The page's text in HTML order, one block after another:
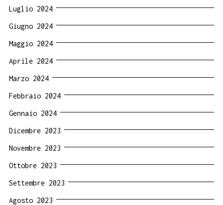
Luglio 2024
Giugno 2024
Maggio 2024
Aprile 2024
Marzo 2024
Febbraio 2024
Gennaio 2024
Dicembre 2023
Novembre 2023
Ottobre 2023
Settembre 2023
Agosto 2023